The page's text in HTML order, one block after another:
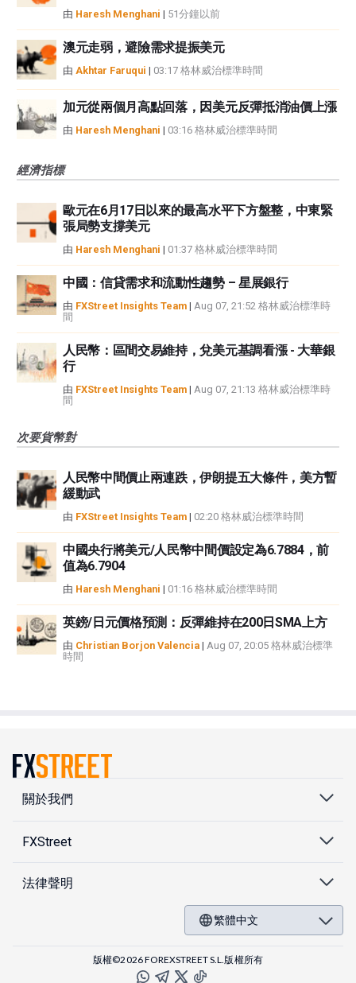
由 Haresh Menghani | 51分鐘以前
澳元走弱，避險需求提振美元
由 Akhtar Faruqui | 03:17 格林威治標準時間
加元從兩個月高點回落，因美元反彈抵消油價上漲
由 Haresh Menghani | 03:16 格林威治標準時間
經濟指標
歐元在6月17日以來的最高水平下方盤整，中東緊
張局勢支撐美元
由 Haresh Menghani | 01:37 格林威治標準時間
中國：信貸需求和流動性趨勢 – 星展銀行
由 FXStreet Insights Team | Aug 07, 21:52 格林威治標準時
間
人民幣：區間交易維持，兌美元基調看漲 - 大華銀
行
由 FXStreet Insights Team | Aug 07, 21:13 格林威治標準時
間
次要貨幣對
人民幣中間價止兩連跌，伊朗提五大條件，美方暫
緩動武
由 FXStreet Insights Team | 02:20 格林威治標準時間
中國央行將美元/人民幣中間價設定為6.7884，前
值為6.7904
由 Haresh Menghani | 01:16 格林威治標準時間
英鎊/日元價格預測：反彈維持在200日SMA上方
由 Christian Borjon Valencia | Aug 07, 20:05 格林威治標準
時間
關於我們
FXStreet
法律聲明
繁體中文
版權©2026 FOREXSTREET S.L.版權所有